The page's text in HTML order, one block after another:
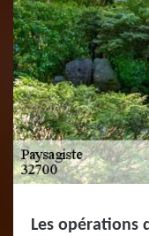
Les opérations